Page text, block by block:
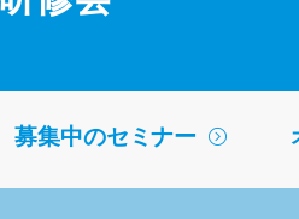
募集中のセミナー